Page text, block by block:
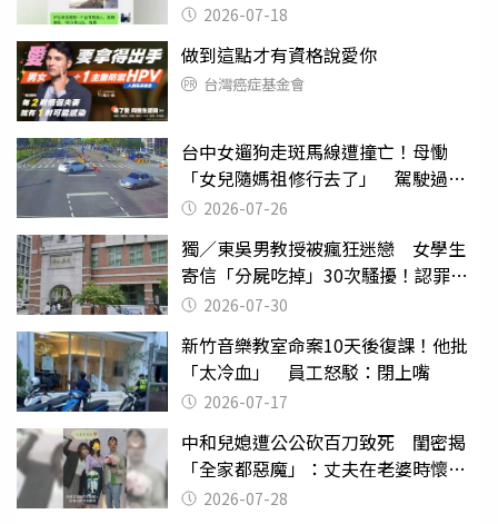
2026-07-18
做到這點才有資格說愛你
台灣癌症基金會
台中女遛狗走斑馬線遭撞亡！母慟
「女兒隨媽祖修行去了」 駕駛過失
致死判9月
2026-07-26
獨／東吳男教授被瘋狂迷戀 女學生
寄信「分屍吃掉」30次騷擾！認罪免
關 2026-07-30
新竹音樂教室命案10天後復課！他批
「太冷血」 員工怒駁：閉上嘴
2026-07-17
中和兒媳遭公公砍百刀致死 閨密揭
「全家都惡魔」：丈夫在老婆時懷孕
摔東西
2026-07-28